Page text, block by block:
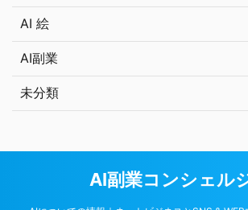
AI 絵
AI副業
未分類
AI副業コンシェル